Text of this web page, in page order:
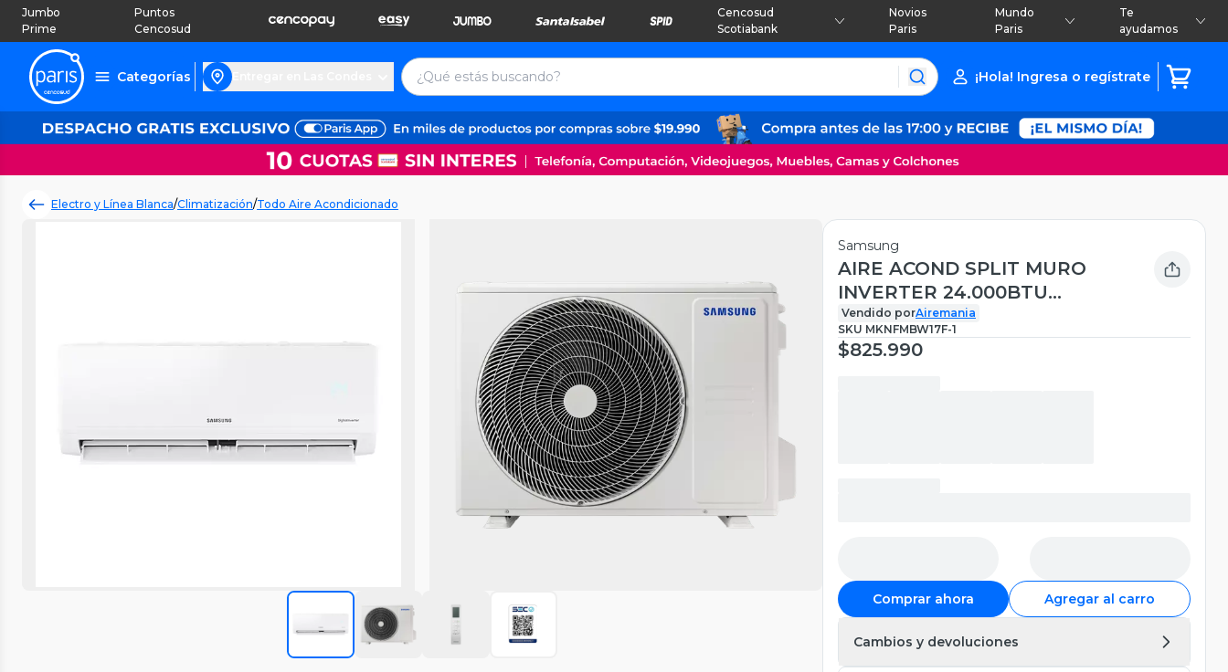
Jumbo
Prime
Puntos
Cencosud
Cencosud
Scotiabank
Novios
Paris
Mundo
Paris
Te
ayudamos
Categorías ¡Hola! Ingresa o regístrate
Electro y Línea Blanca/Climatización/Todo Aire Acondicionado
Samsung
AIRE ACOND SPLIT MURO
INVERTER 24.000BTU
SAMSUNG ENTRY FRIO-
CALOR
Vendido porAiremania
SKU MKNFMBW17F-1
$825.990
Comprar ahora Agregar al carro
Cambios y devoluciones